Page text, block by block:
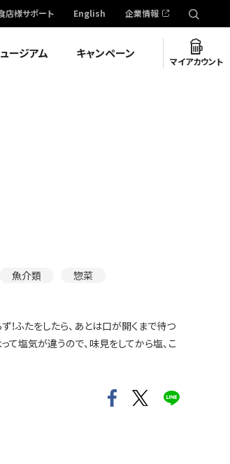
店様サポート English 企業情報
ージアム キャンペーン
マイアカウント
魚介類
惣菜
！ふたをしたら、あとは口が開くまで待つ
塩気が違うので、味見をしてから塩、こ